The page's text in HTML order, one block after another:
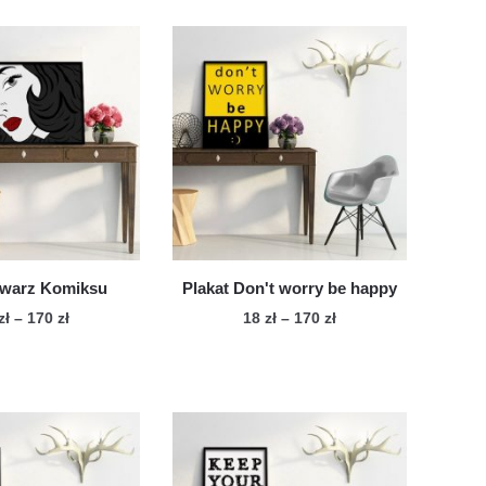
Komiksu
– 170złZakres
170 zł
ma
wiele
wariantów.
Plakat Don't worry be happy
18 zł – 170 złZakres
170 zł
ma
wiele
wariantów.